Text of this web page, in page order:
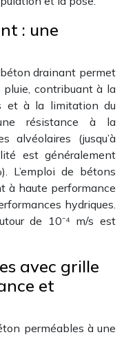
: une
drainant permet
contribuant à la
et à la limitation du
résistance à la
alvéolaires (jusqu’à
est généralement
L’emploi de bétons
à haute performance
hydriques.
de 10⁻⁴ m/s est
avec grille
et
perméables à une